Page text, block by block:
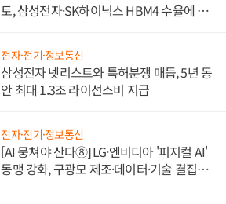
토, 삼성전자·SK하이닉스 HBM4 수율에 주
전자·전기·정보통신
삼성전자 넷리스트와 특허분쟁 매듭, 5년 동
안 최대 1.3조 라이선스비 지급
전자·전기·정보통신
[AI 뭉쳐야 산다⑧] LG·엔비디아 '피지컬 AI'
동맹 강화, 구광모 제조·데이터·기술 결집